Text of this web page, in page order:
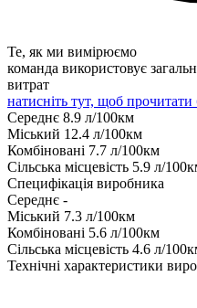
Те, як ми вимірюємо
команда використовує
витрат
натисніть тут, щоб
Середнє 8.9 л/100км
Міський 12.4 л/100км
Комбіновані 7.7 л/100км
Сільська місцевість 5.9 л/
Специфікація виробника
Середнє -
Міський 7.3 л/100км
Комбіновані 5.6 л/100км
Сільська місцевість 4.6 л/
Технічні характеристики